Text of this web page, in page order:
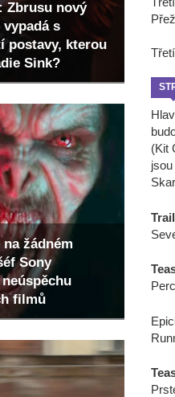
Zbrusu nový
s
postavy, kterou
Sink?
žádném
Sony
filmů
(Kit